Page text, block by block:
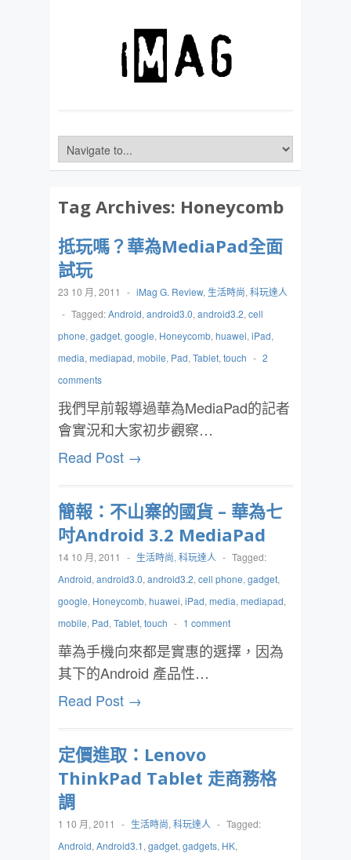
Tag Archives: Honeycomb
抵玩嗎？華為MediaPad全面
試玩
23 10 月, 2011 - iMag G. Review, 生活時尚, 科玩達人
- Tagged:Android, android3.0, android3.2, cell
phone, gadget, google, Honeycomb, huawei, iPad,
media, mediapad, mobile, Pad, Tablet, touch - 2
comments
我們早前報導過華為MediaPad的記者
會實況和大家初步觀察…
Read Post →
簡報：不山寨的國貨 – 華為七
吋Android 3.2 MediaPad
14 10 月, 2011 - 生活時尚, 科玩達人 - Tagged:
Android, android3.0, android3.2, cell phone, gadget,
google, Honeycomb, huawei, iPad, media, mediapad,
mobile, Pad, Tablet, touch - 1 comment
華為手機向來都是實惠的選擇，因為
其下的Android 產品性…
Read Post →
定價進取：Lenovo
ThinkPad Tablet 走商務格
調
1 10 月, 2011 - 生活時尚, 科玩達人 - Tagged:
Android, Android3.1, gadget, gadgets, HK,